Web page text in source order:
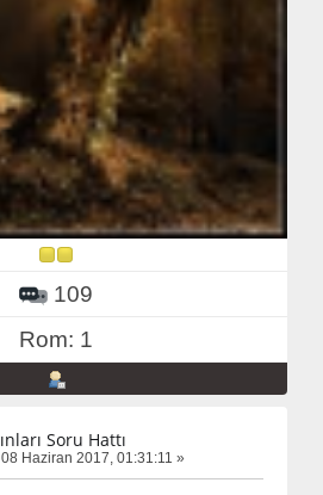
109
Rom: 1
Soru Hattı
08 Haziran 2017, 01:31:11 »